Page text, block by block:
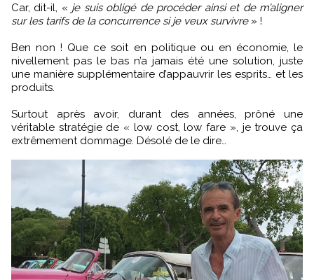
Car, dit-il, « je suis obligé de procéder ainsi et de m’aligner
sur les tarifs de la concurrence si je veux survivre» !
Ben non ! Que ce soit en politique ou en économie, le
nivellement pas le bas n’a jamais été une solution, juste
une manière supplémentaire d’appauvrir les esprits… et les
produits.
Surtout après avoir, durant des années, prôné une
véritable stratégie de « low cost, low fare », je trouve ça
extrêmement dommage. Désolé de le dire…